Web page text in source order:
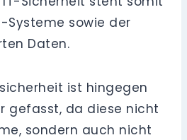
Systeme sowie der
Daten.
ist hingegen
gefasst, da diese nicht
sondern auch nicht